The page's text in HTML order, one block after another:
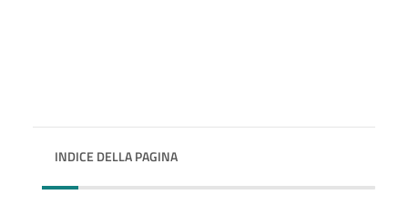
INDICE DELLA PAGINA